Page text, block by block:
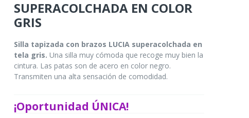
SUPERACOLCHADA EN COLOR
GRIS
Silla tapizada con brazos LUCIA superacolchada en
tela gris. Una silla muy cómoda que recoge muy bien la
cintura. Las patas son de acero en color negro.
Transmiten una alta sensación de comodidad.
¡Oportunidad ÚNICA!